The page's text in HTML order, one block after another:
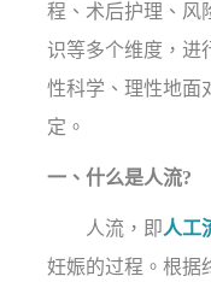
程、术后护理、风
识等多个维度，进
性科学、理性地面
定。
一、什么是人流?
人流，即人工
妊娠的过程。根据